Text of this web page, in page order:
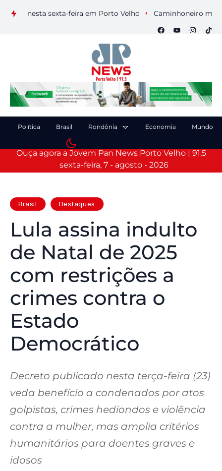
nesta sexta-feira em Porto Velho Caminhoneiro morre
Política Brasil Rondônia Economia Mundo
Ouça agora a Jovem Pan News Porto Velho | 91,5
sexta-feira, 7 - agosto - 2026
Brasil Destaques
Lula assina indulto
de Natal de 2025
com restrições a
crimes contra o
Estado
Democrático
Decreto publicado nesta terça-feira (23)
veda benefício a condenados por atos
golpistas, crimes hediondos e violência
contra a mulher, mas amplia critérios
humanitários para doentes graves e
idosos